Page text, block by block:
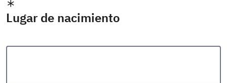
Lugar de nacimiento